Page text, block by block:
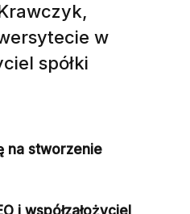
w
spółki
na stworzenie
i współzałożyciel